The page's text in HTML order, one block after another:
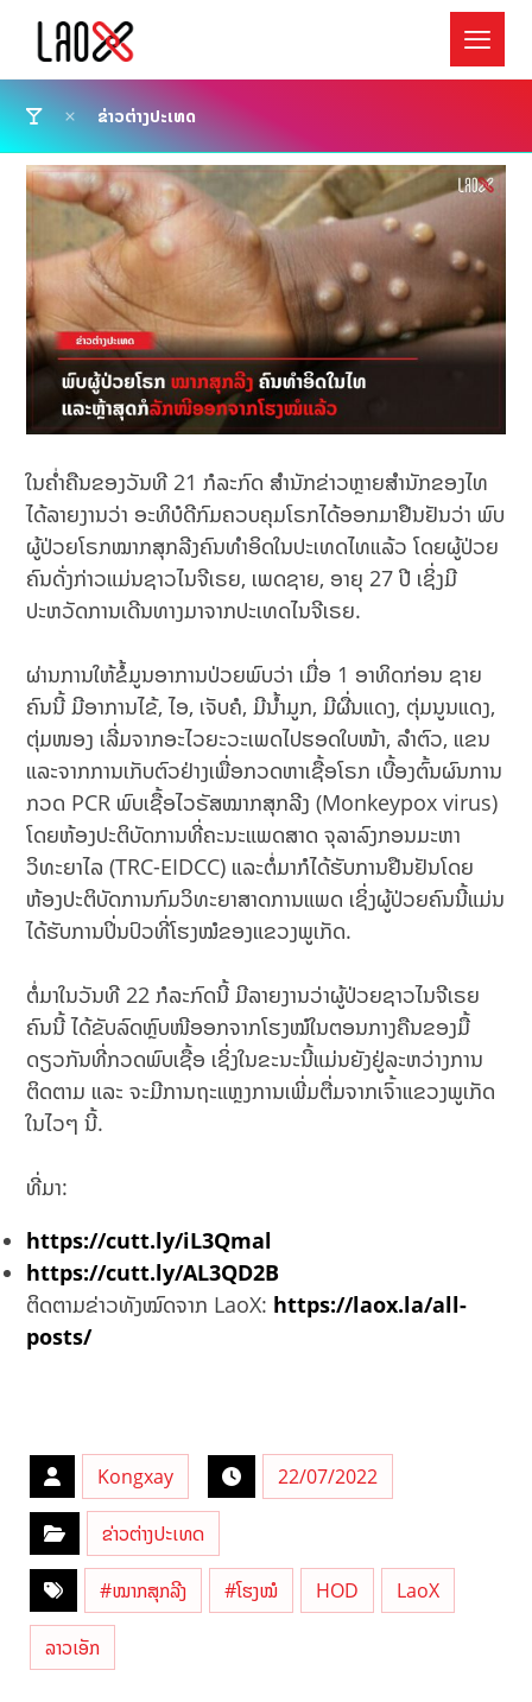
ຂ່າວຕ່າງປະເທດ
ໃນຄ່ຳຄືນຂອງວັນທີ 21 ກໍລະກົດ ສຳນັກຂ່າວຫຼາຍສຳນັກຂອງໄທ
ໄດ້ລາຍງານວ່າ ອະທິບໍດີກົມຄວບຄຸມໂຣກໄດ້ອອກມາຢືນຢັນວ່າ ພົບ
ຜູ້ປ່ວຍໂຣກໝາກສຸກລີງຄົນທຳອິດໃນປະເທດໄທແລ້ວ ໂດຍຜູ້ປ່ວຍ
ຄົນດັ່ງກ່າວແມ່ນຊາວໄນຈີເຣຍ, ເພດຊາຍ, ອາຍຸ 27 ປີ ເຊິ່ງມີ
ປະຫວັດການເດີນທາງມາຈາກປະເທດໄນຈີເຣຍ.
ຜ່ານການໃຫ້ຂໍ້ມູນອາການປ່ວຍພົບວ່າ ເມື່ອ 1 ອາທິດກ່ອນ ຊາຍ
ຄົນນີ້ ມີອາການໄຂ້, ໄອ, ເຈັບຄໍ, ມີນ້ຳມູກ, ມີຜື່ນແດງ, ຕຸ່ມນູນແດງ,
ຕຸ່ມໜອງ ເລີ່ມຈາກອະໄວຍະວະເພດໄປຮອດໃບໜ້າ, ລຳຕົວ, ແຂນ
ແລະຈາກການເກັບຕົວຢ່າງເພື່ອກວດຫາເຊື້ອໂຣກ ເບື້ອງຕົ້ນຜົນການ
ກວດ PCR ພົບເຊື້ອໄວຣັສໝາກສຸກລີງ (Monkeypox virus)
ໂດຍຫ້ອງປະຕິບັດການທີ່ຄະນະແພດສາດ ຈຸລາລົງກອນມະຫາ
ວິທະຍາໄລ (TRC-EIDCC) ແລະຕໍ່ມາກໍໄດ້ຮັບການຢືນຢັນໂດຍ
ຫ້ອງປະຕິບັດການກົມວິທະຍາສາດການແພດ ເຊິ່ງຜູ້ປ່ວຍຄົນນີ້ແມ່ນ
ໄດ້ຮັບການປິ່ນປົວທີ່ໂຮງໝໍຂອງແຂວງພູເກັດ.
ຕໍ່ມາໃນວັນທີ 22 ກໍລະກົດນີ້ ມີລາຍງານວ່າຜູ້ປ່ວຍຊາວໄນຈີເຣຍ
ຄົນນີ້ ໄດ້ຂັບລົດຫຼົບໜີອອກຈາກໂຮງໝໍໃນຕອນກາງຄືນຂອງມື້
ດຽວກັນທີ່ກວດພົບເຊື້ອ ເຊິ່ງໃນຂະນະນີ້ແມ່ນຍັງຢູ່ລະຫວ່າງການ
ຕິດຕາມ ແລະ ຈະມີການຖະແຫຼງການເພີ່ມຕື່ມຈາກເຈົ້າແຂວງພູເກັດ
ໃນໄວໆ ນີ້.
ທີ່ມາ:
https://cutt.ly/iL3Qmal
https://cutt.ly/AL3QD2B
ຕິດຕາມຂ່າວທັງໝົດຈາກ LaoX: https://laox.la/all-
posts/
Kongxay 22/07/2022
ຂ່າວຕ່າງປະເທດ
#ໝາກສຸກລີງ #ໂຮງໝໍ HOD LaoX
ລາວເອັກ